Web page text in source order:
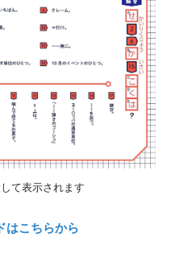
て表示されます
はこちらから